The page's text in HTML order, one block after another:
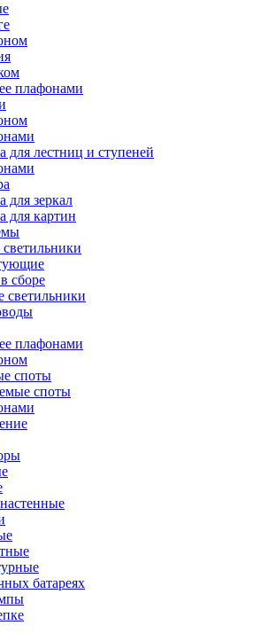
плафонами
для лестниц и ступеней
для зеркал
для картин
сборе
светильники
плафонами
споты
споты
батареях